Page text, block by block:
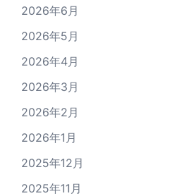
2026年6月
2026年5月
2026年4月
2026年3月
2026年2月
2026年1月
2025年12月
2025年11月